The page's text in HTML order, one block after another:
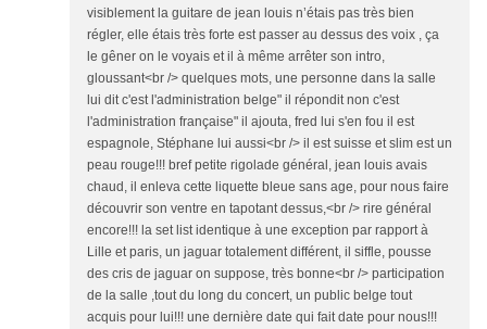
visiblement la guitare de jean louis n’étais pas très bien
régler, elle étais très forte est passer au dessus des voix , ça
le gêner on le voyais et il à même arrêter son intro,
gloussant<br /> quelques mots, une personne dans la salle
lui dit c'est l'administration belge" il répondit non c'est
l'administration française" il ajouta, fred lui s'en fou il est
espagnole, Stéphane lui aussi<br /> il est suisse et slim est un
peau rouge!!! bref petite rigolade général, jean louis avais
chaud, il enleva cette liquette bleue sans age, pour nous faire
découvrir son ventre en tapotant dessus,<br /> rire général
encore!!! la set list identique à une exception par rapport à
Lille et paris, un jaguar totalement différent, il siffle, pousse
des cris de jaguar on suppose, très bonne<br /> participation
de la salle ,tout du long du concert, un public belge tout
acquis pour lui!!! une dernière date qui fait date pour nous!!!